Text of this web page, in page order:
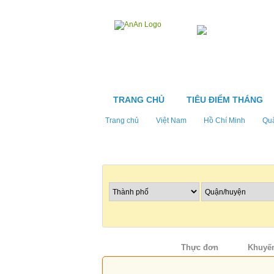
TRANG CHỦ TIÊU ĐIỂM THÁNG
Trang chủ Việt Nam Hồ Chí Minh
Thực đơn